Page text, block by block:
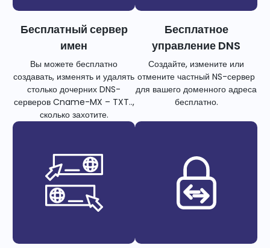
Бесплатный сервер
имен
Вы можете бесплатно
создавать, изменять и удалять
столько дочерних DNS-
серверов Cname-MX – TXT..,
сколько захотите.
Бесплатное
управление DNS
Создайте, измените или
отмените частный NS-сервер
для вашего доменного адреса
бесплатно.